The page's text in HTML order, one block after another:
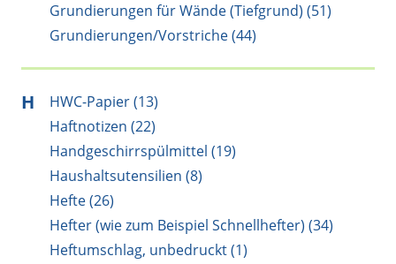
Grundierungen für Wände (Tiefgrund) (51)
Grundierungen/Vorstriche (44)
H
HWC-Papier (13)
Haftnotizen (22)
Handgeschirrspülmittel (19)
Haushaltsutensilien (8)
Hefte (26)
Hefter (wie zum Beispiel Schnellhefter) (34)
Heftumschlag, unbedruckt (1)